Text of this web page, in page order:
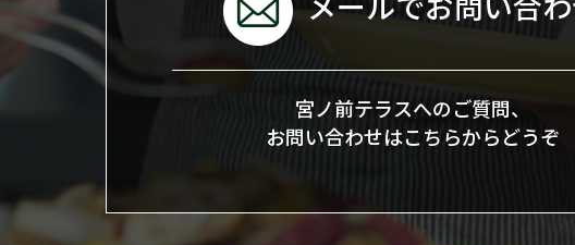
宮ノ前テラスへのご質問、
お問い合わせはこちらからどうぞ